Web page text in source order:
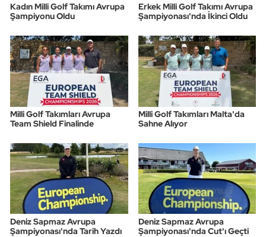
Kadın Milli Golf Takımı Avrupa
Şampiyonu Oldu
Erkek Milli Golf Takımı Avrupa
Şampiyonası'nda İkinci Oldu
Milli Golf Takımları Avrupa
Team Shield Finalinde
Milli Golf Takımları Malta'da
Sahne Alıyor
Deniz Sapmaz Avrupa
Şampiyonası'nda Tarih Yazdı
Deniz Sapmaz Avrupa
Şampiyonası'nda Cut'ı Geçti